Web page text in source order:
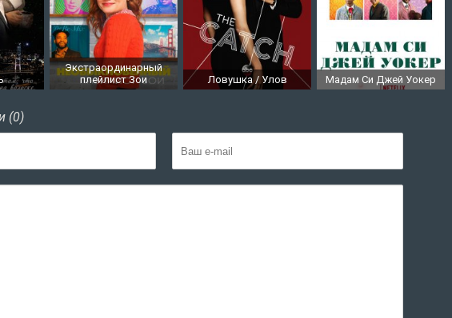
Экстраординарный
плейлист Зои
Ловушка / Улов Мадам Си Джей Уокер
(0)